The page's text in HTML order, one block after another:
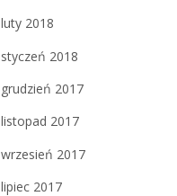
luty 2018
styczeń 2018
grudzień 2017
listopad 2017
wrzesień 2017
lipiec 2017